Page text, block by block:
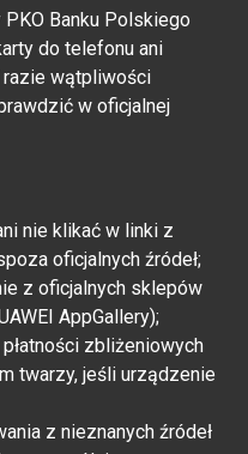
Banku Polskiego
do telefonu ani
razie wątpliwości
w oficjalnej
nie klikać w linki z
oficjalnych źródeł;
z oficjalnych sklepów
AppGallery);
zbliżeniowych
twarzy, jeśli urządzenie
z nieznanych źródeł